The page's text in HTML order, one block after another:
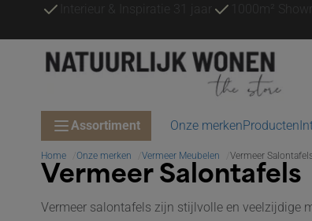
Interieur & Inspiratie 31 jaar 1000m²
Assortiment Onze merkenProducten
Home Onze merken Vermeer Meubelen Vermeer
Vermeer Salontafels
Vermeer salontafels zijn stijlvolle en veelzijdige